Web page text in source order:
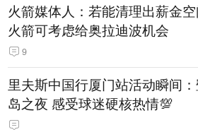
火箭媒体人：若能清理出薪金
火箭可考虑给奥拉迪波机会
9
里夫斯中国行厦门站活动瞬间
岛之夜 感受球迷硬核热情💯